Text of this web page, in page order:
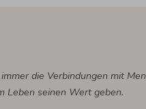
die Verbindungen mit
Leben seinen Wert geben.